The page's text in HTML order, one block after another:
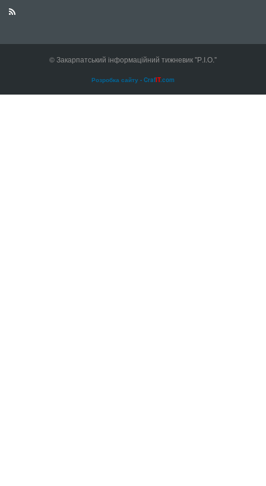
© Закарпатський інформаційний тижневик "Р.І.О."
Розробка сайту - CrafIT.com